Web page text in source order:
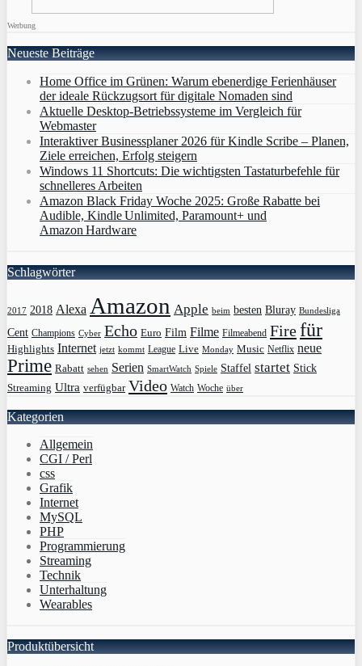
Werbung
Neueste Beiträge
Home Office im Grünen: Warum ebenerdige Ferienhäuser
der ideale Rückzugsort für digitale Nomaden sind
Aktuelle Desktop-Betriebssysteme im Vergleich für
Webmaster
Interaktiver Businessplaner 2026 für Kindle Scribe – Planen,
Ziele erreichen, Erfolg steigern
Windows 11 Shortcuts: Die wichtigsten Tastaturbefehle für
schnelleres Arbeiten
Amazon Black Friday Woche 2025: Große Rabatte bei
Audible, Kindle Unlimited, Paramount+ und
Amazon Hardware
Schlagwörter
2017 2018 Alexa Amazon Apple beim besten Bluray Bundesliga
Cent Champions Cyber Echo Euro Film Filme Filmeabend Firefür
Highlights Internet jetzt kommt League Live Monday Music Netflix neue
Prime Rabatt sehen Serien SmartWatch Spiele Staffel startet Stick
Streaming Ultra verfügbar Video Watch Woche über
Kategorien
Allgemein
CGI / Perl
css
Grafik
Internet
MySQL
PHP
Programmierung
Streaming
Technik
Unterhaltung
Wearables
Produktübersicht